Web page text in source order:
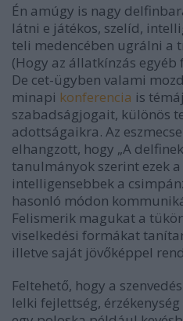
Én amúgy is nagy
látni e játékos, szelíd,
teli medencében ugrálni a
(Hogy az állatkínzás
De cet-ügyben valami
minapi konferencia is
szabadságjogait, különös
adottságaikra. Az
elhangzott, hogy „A
tanulmányok szerint ezek
intelligensebbek a
hasonló módon
Felismerik magukat a
viselkedési formákat
illetve saját jövőképpel
Feltehető, hogy a
lelki fejlettség,